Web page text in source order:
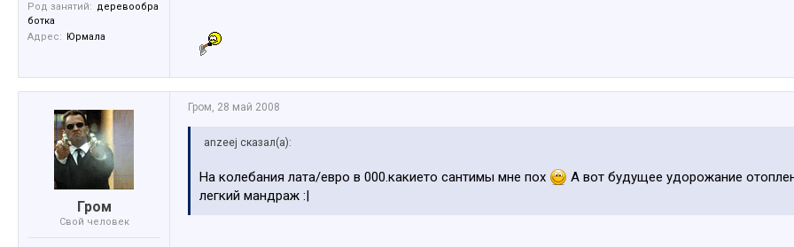
Род занятий: деревообра
ботка
Адрес: Юрмала
Гром
Свой человек
Гром, 28 май 2008
anzeej сказал(а):
На колебания лата/евро в 000.какието сантимы мне пох
А вот будущее удорожание
легкий мандраж :|